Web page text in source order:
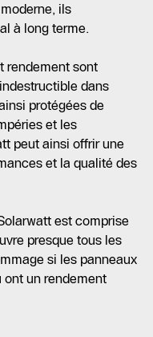
ils
à long terme.
rendement sont
dans
protégées de
et les
peut ainsi offrir une
et la qualité des
est comprise
presque tous les
si les panneaux
ont un rendement